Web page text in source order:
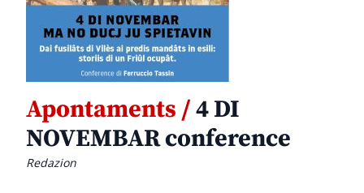
Apontaments /4 DI
NOVEMBAR conference
Redazion